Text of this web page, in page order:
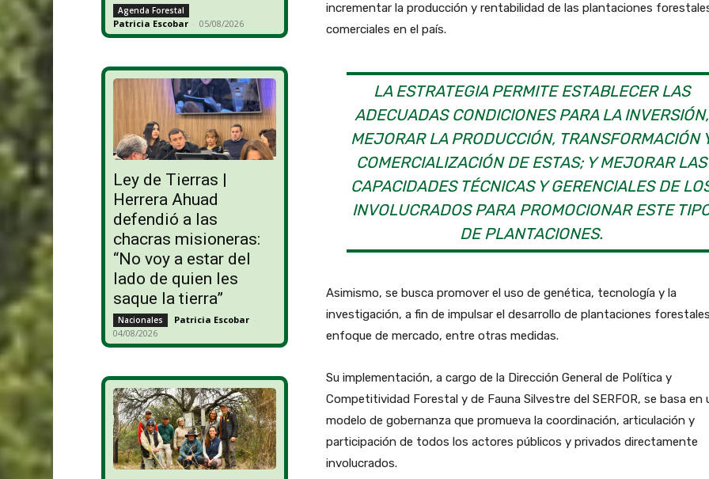
Agenda Forestal
Patricia Escobar - 05/08/2026
Ley de Tierras |
Herrera Ahuad
defendió a las
chacras misioneras:
“No voy a estar del
lado de quien les
saque la tierra”
Nacionales Patricia Escobar -
04/08/2026
incrementar la producción y rentabilidad de las plantaciones
comerciales en el país.
LA ESTRATEGIA PERMITE ESTABLECER LAS
ADECUADAS CONDICIONES PARA LA INVERSIÓN,
MEJORAR LA PRODUCCIÓN, TRANSFORMACIÓN
COMERCIALIZACIÓN DE ESTAS; Y MEJORAR LAS
CAPACIDADES TÉCNICAS Y GERENCIALES DE
INVOLUCRADOS PARA PROMOCIONAR ESTE
DE PLANTACIONES.
Asimismo, se busca promover el uso de genética, tecnología y la
investigación, a fin de impulsar el desarrollo de plantaciones
enfoque de mercado, entre otras medidas.
Su implementación, a cargo de la Dirección General de Política y
Competitividad Forestal y de Fauna Silvestre del SERFOR, se basa en
modelo de gobernanza que promueva la coordinación, articulación y
participación de todos los actores públicos y privados directamente
involucrados.